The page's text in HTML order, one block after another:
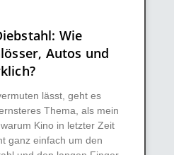
Wie
Autos und
lässt, geht es
Thema, als mein
Kino in letzter Zeit
ganz einfach um den